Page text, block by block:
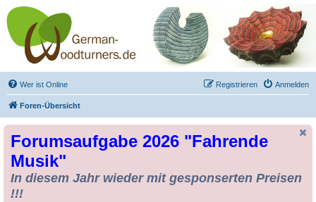
Drechseln und
Kunsthandwerk -
German-Woodturners
*Forum Sauerland*
Der Treffpunkt für Drechsler und Freunde des Kunsthandwerks
Wer ist Online Anmelden
Registrieren
Foren-Übersicht
Forumsaufgabe 2026 "Fahrende
Musik"
In diesem Jahr wieder mit gesponserten Preisen
!!!